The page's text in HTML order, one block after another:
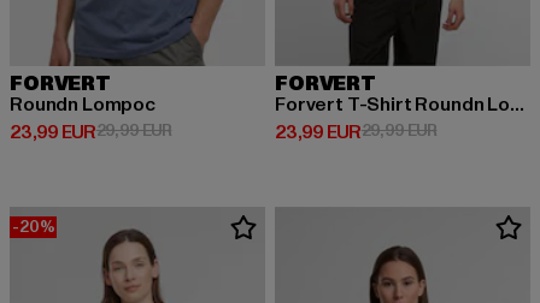
FORVERT
Roundn Lompoc
23,99 EUR
Derzeitiger Preis: 23,99 EUR
29,99 EURAktionspreis: 29,99 EUR
FORVERT
Forvert T-Shirt Roundn Lompoc
23,99 EUR
Derzeitiger Preis: 23,99 EUR
29,99 EURAktionspreis:
-20%